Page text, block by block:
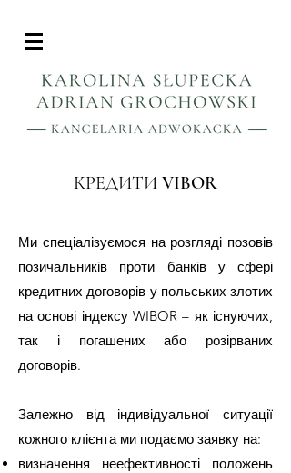
КРЕДИТИ VIBOR
Ми спеціалізуємося на розгляді позовів
позичальників проти банків у сфері
кредитних договорів у польських злотих
на основі індексу WIBOR – як існуючих,
так і погашених або розірваних
договорів.
Залежно від індивідуальної ситуації
кожного клієнта ми подаємо заявку на:
визначення неефективності положень